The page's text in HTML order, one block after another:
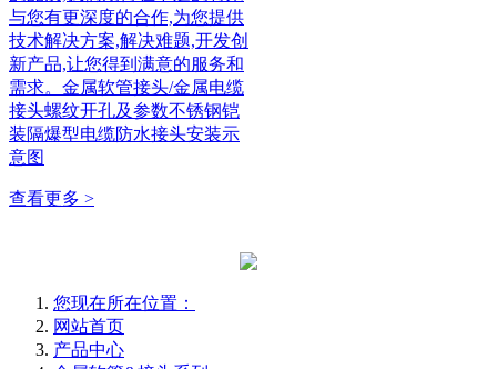
与您有更深度的合作,为您提供
技术解决方案,解决难题,开发创
新产品,让您得到满意的服务和
需求。金属软管接头/金属电缆
接头螺纹开孔及参数不锈钢铠
装隔爆型电缆防水接头安装示
意图
查看更多 >
您现在所在位置：
网站首页
产品中心